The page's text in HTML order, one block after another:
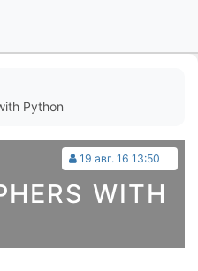
Python
19 авг. 16 13:50
WITH